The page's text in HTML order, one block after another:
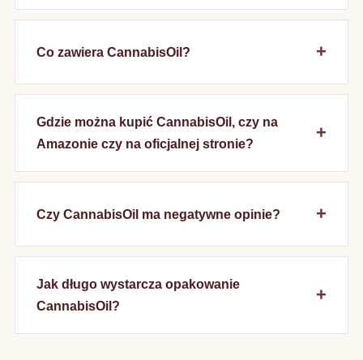
Co zawiera CannabisOil?
Gdzie można kupić CannabisOil, czy na
Amazonie czy na oficjalnej stronie?
Czy CannabisOil ma negatywne opinie?
Jak długo wystarcza opakowanie
CannabisOil?